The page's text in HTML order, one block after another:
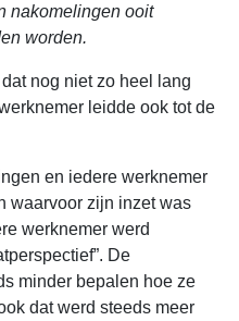
nakomelingen ooit
worden.
nog niet zo heel lang
leidde ook tot de
en iedere werknemer
waarvoor zijn inzet was
werknemer werd
De
minder bepalen hoe ze
dat werd steeds meer